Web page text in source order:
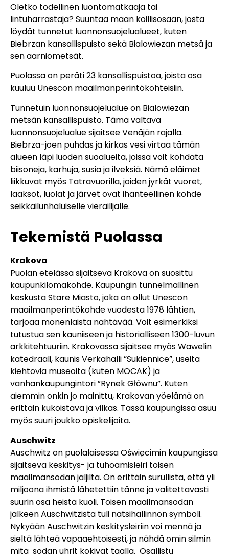
Oletko todellinen luontomatkaaja tai
lintuharrastaja? Suuntaa maan koillisosaan, josta
löydät tunnetut luonnonsuojelualueet, kuten
Biebrzan kansallispuisto sekä Bialowiezan metsä ja
sen aarniometsät.
Puolassa on peräti 23 kansallispuistoa, joista osa
kuuluu Unescon maailmanperintökohteisiin.
Tunnetuin luonnonsuojelualue on Bialowiezan
metsän kansallispuisto. Tämä valtava
luonnonsuojelualue sijaitsee Venäjän rajalla.
Biebrza-joen puhdas ja kirkas vesi virtaa tämän
alueen läpi luoden suoalueita, joissa voit kohdata
biisoneja, karhuja, susia ja ilveksiä. Nämä eläimet
liikkuvat myös Tatravuorilla, joiden jyrkät vuoret,
laaksot, luolat ja järvet ovat ihanteellinen kohde
seikkailunhaluiselle vierailijalle.
Tekemistä Puolassa
Krakova
Puolan etelässä sijaitseva Krakova on suosittu
kaupunkilomakohde. Kaupungin tunnelmallinen
keskusta Stare Miasto, joka on ollut Unescon
maailmanperintökohde vuodesta 1978 lähtien,
tarjoaa monenlaista ​​nähtävää. Voit esimerkiksi
tutustua sen kauniiseen ja historialliseen 1300-luvun
arkkitehtuuriin. Krakovassa sijaitsee myös Wawelin
katedraali, kaunis Verkahalli ”Sukiennice”, useita
kiehtovia museoita (kuten MOCAK) ja
vanhankaupungintori ”Rynek Głównu”. Kuten
aiemmin onkin jo mainittu, Krakovan yöelämä on
erittäin kukoistava ja vilkas. Tässä kaupungissa asuu
myös suuri joukko opiskelijoita.
Auschwitz
Auschwitz on puolalaisessa Oświęcimin kaupungissa
sijaitseva keskitys- ja tuhoamisleiri toisen
maailmansodan jäljiltä. On erittäin surullista, että yli
miljoona ihmistä lähetettiin tänne ja valitettavasti
suurin osa heistä kuoli. Toisen maailmansodan
jälkeen Auschwitzista tuli natsihallinnon symboli.
Nykyään Auschwitzin keskitysleiriin voi mennä ja
sieltä lähteä vapaaehtoisesti, ja nähdä omin silmin
mitä sodan uhrit kokivat täällä. Osallistu